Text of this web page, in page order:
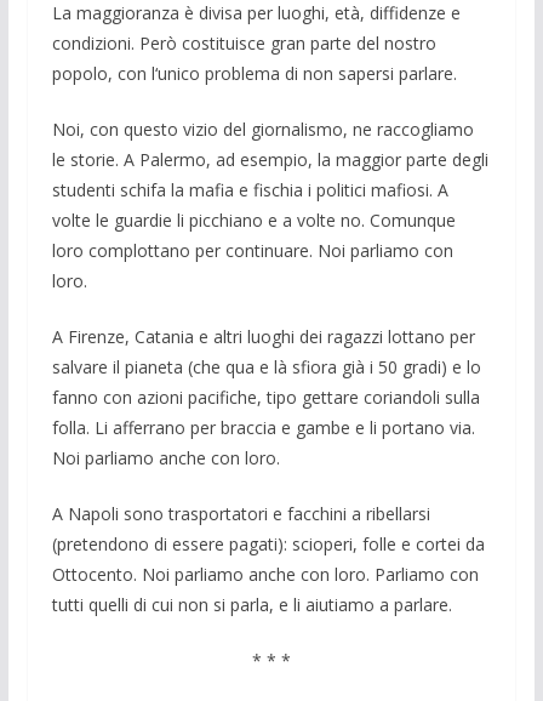
La maggioranza è divisa per luoghi, età, diffidenze e
condizioni. Però costituisce gran parte del nostro
popolo, con l‘unico problema di non sapersi parlare.
Noi, con questo vizio del giornalismo, ne raccogliamo
le storie. A Palermo, ad esempio, la maggior parte degli
studenti schifa la mafia e fischia i politici mafiosi. A
volte le guardie li picchiano e a volte no. Comunque
loro complottano per continuare. Noi parliamo con
loro.
A Firenze, Catania e altri luoghi dei ragazzi lottano per
salvare il pianeta (che qua e là sfiora già i 50 gradi) e lo
fanno con azioni pacifiche, tipo gettare coriandoli sulla
folla. Li afferrano per braccia e gambe e li portano via.
Noi parliamo anche con loro.
A Napoli sono trasportatori e facchini a ribellarsi
(pretendono di essere pagati): scioperi, folle e cortei da
Ottocento. Noi parliamo anche con loro. Parliamo con
tutti quelli di cui non si parla, e li aiutiamo a parlare.
* * *